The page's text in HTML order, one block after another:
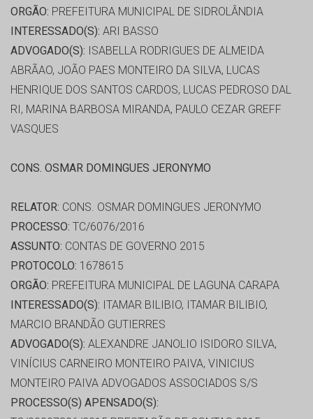
ORGÃO: PREFEITURA MUNICIPAL DE SIDROLÂNDIA
INTERESSADO(S): ARI BASSO
ADVOGADO(S): ISABELLA RODRIGUES DE ALMEIDA
ABRÃAO, JOÃO PAES MONTEIRO DA SILVA, LUCAS
HENRIQUE DOS SANTOS CARDOS, LUCAS PEDROSO DAL
RI, MARINA BARBOSA MIRANDA, PAULO CEZAR GREFF
VASQUES
CONS. OSMAR DOMINGUES JERONYMO
RELATOR: CONS. OSMAR DOMINGUES JERONYMO
PROCESSO: TC/6076/2016
ASSUNTO: CONTAS DE GOVERNO 2015
PROTOCOLO: 1678615
ORGÃO: PREFEITURA MUNICIPAL DE LAGUNA CARAPA
INTERESSADO(S): ITAMAR BILIBIO, ITAMAR BILIBIO,
MARCIO BRANDÃO GUTIERRES
ADVOGADO(S): ALEXANDRE JANOLIO ISIDORO SILVA,
VINÍCIUS CARNEIRO MONTEIRO PAIVA, VINICIUS
MONTEIRO PAIVA ADVOGADOS ASSOCIADOS S/S
PROCESSO(S) APENSADO(S):